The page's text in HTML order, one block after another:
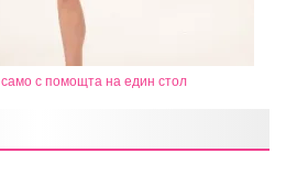
с помощта на един стол